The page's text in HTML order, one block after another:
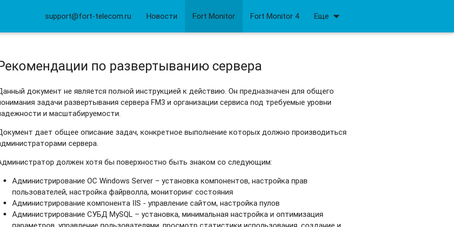
support@fort-telecom.ru Новости Fort Monitor Fort Monitor 4 Еще arrow_drop_down
по развертыванию сервера
документ не является полной инструкцией к действию. Он предназначен для общего
задачи развертывания сервера FM3 и организации сервиса под требуемые уровни
и масштабируемости.
дает общее описание задач, конкретное выполнение которых должно производиться
сервера.
должен хотя бы поверхностно быть знаком со следующим:
Администрирование ОС Windows Server – установка компонентов, настройка прав
пользователей, настройка файрволла, мониторинг состояния
Администрирование компонента IIS - управление сайтом, настройка пулов
Администрирование СУБД MySQL – установка, минимальная настройка и оптимизация
параметров, управление пользователями, просмотр статистики использования, создание и